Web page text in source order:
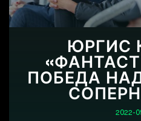
ЮРГИС
ПОБЕДА
2022-